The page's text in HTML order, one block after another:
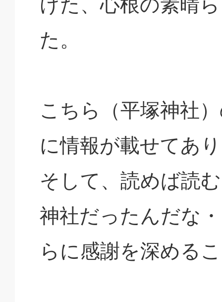
た。
こちら（平塚神社
に情報が載せてあ
そして、読めば読
神社だったんだな
らに感謝を深める